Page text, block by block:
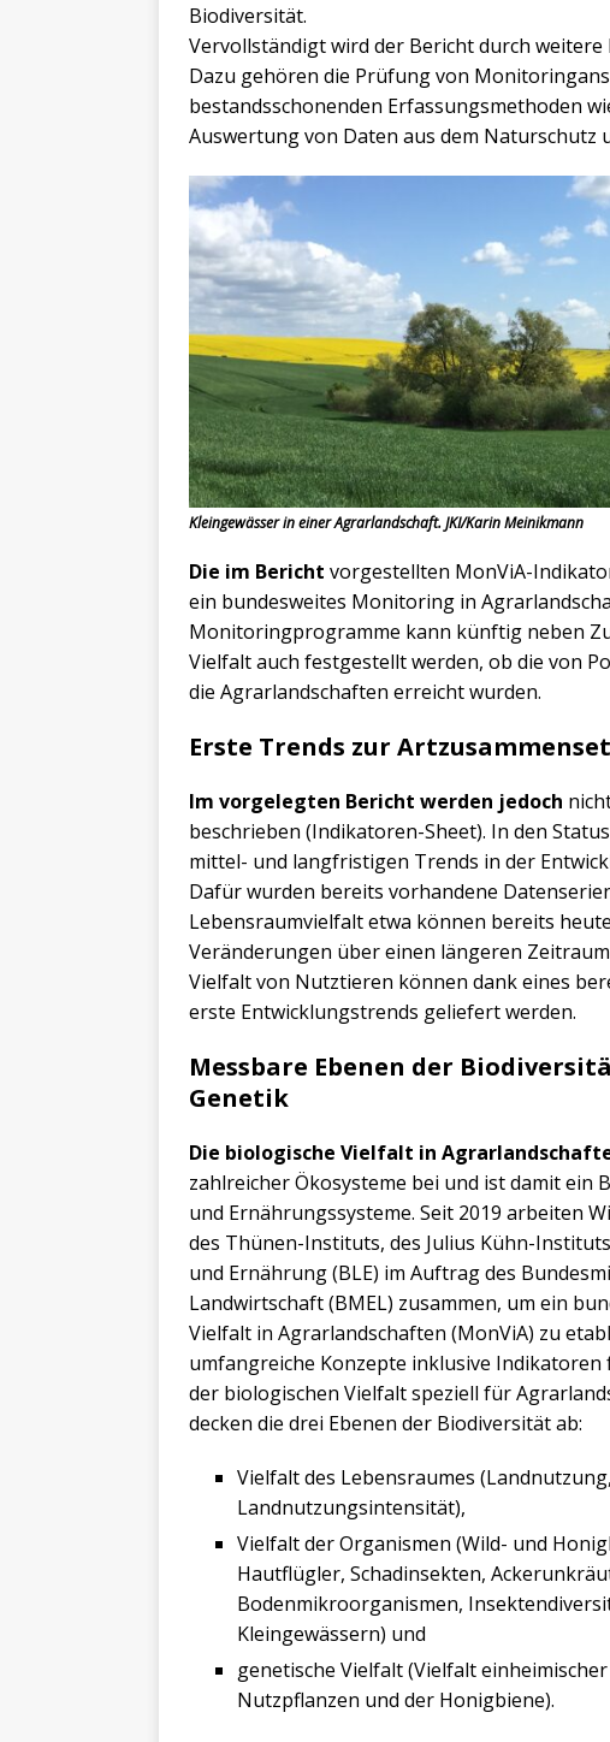
Biodiversität.
Vervollständigt wird der Bericht durch
Dazu gehören die Prüfung von
bestandsschonenden Erfassungsmethoden
Auswertung von Daten aus dem Naturschutz
Kleingewässer in einer Agrarlandschaft. JKI/Karin Meinikmann
Die im Bericht vorgestellten MonViA-
ein bundesweites Monitoring in
Monitoringprogramme kann künftig neben
Vielfalt auch festgestellt werden, ob die von
die Agrarlandschaften erreicht wurden.
Erste Trends zur
Im vorgelegten Bericht werden jedoch
beschrieben (Indikatoren-Sheet). In den
mittel- und langfristigen Trends in der
Dafür wurden bereits vorhandene
Lebensraumvielfalt etwa können bereits
Veränderungen über einen längeren
Vielfalt von Nutztieren können dank eines
erste Entwicklungstrends geliefert werden.
Messbare Ebenen der
Genetik
Die biologische Vielfalt in
zahlreicher Ökosysteme bei und ist damit
und Ernährungssysteme. Seit 2019 arbeiten
des Thünen-Instituts, des Julius Kühn-
und Ernährung (BLE) im Auftrag des
Landwirtschaft (BMEL) zusammen, um ein
Vielfalt in Agrarlandschaften (MonViA) zu
umfangreiche Konzepte inklusive
der biologischen Vielfalt speziell für
decken die drei Ebenen der Biodiversität ab:
Vielfalt des Lebensraumes
Landnutzungsintensität),
Vielfalt der Organismen (Wild- und
Hautflügler, Schadinsekten,
Bodenmikroorganismen,
Kleingewässern) und
genetische Vielfalt (Vielfalt
Nutzpflanzen und der Honigbiene).